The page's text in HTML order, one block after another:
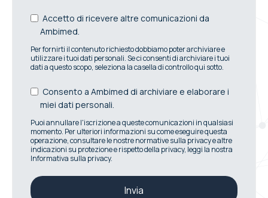
Accetto di ricevere altre comunicazioni da
Ambimed.
Per fornirti il contenuto richiesto dobbiamo poter archiviare e
utilizzare i tuoi dati personali. Se ci consenti di archiviare i tuoi
dati a questo scopo, seleziona la casella di controllo qui sotto.
Consento a Ambimed di archiviare e elaborare i
miei dati personali.
Puoi annullare l'iscrizione a queste comunicazioni in qualsiasi
momento. Per ulteriori informazioni su come eseguire questa
operazione, consultare le nostre normative sulla privacy e altre
indicazioni su protezione e rispetto della privacy, leggi la nostra
Informativa sulla privacy.